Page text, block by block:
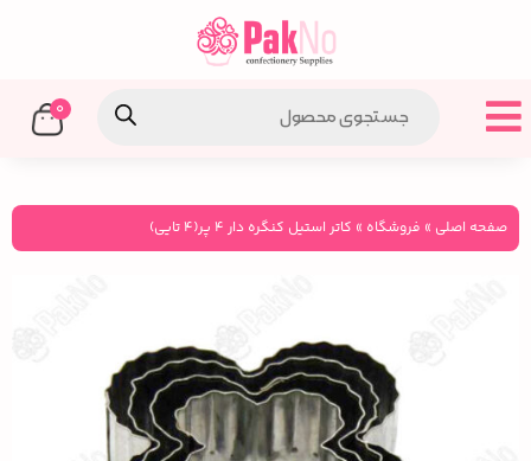
0
صفحه اصلی » فروشگاه » کاتر استیل کنگره دار ۴ پر(۴ تایی)